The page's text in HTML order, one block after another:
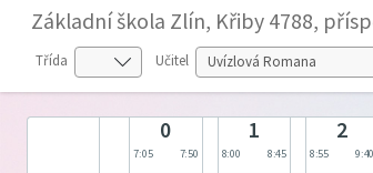
Základní škola Zlín, Křiby 4788,
Třída Učitel
0
7:05 7:50
1
8:00 8:45
2
8:55 9:40